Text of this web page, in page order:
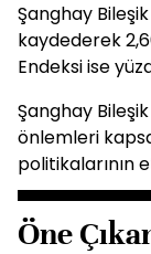
Şanghay
kaydederek
Endeksi ise
Şanghay
önlemleri
politikalarının
Öne